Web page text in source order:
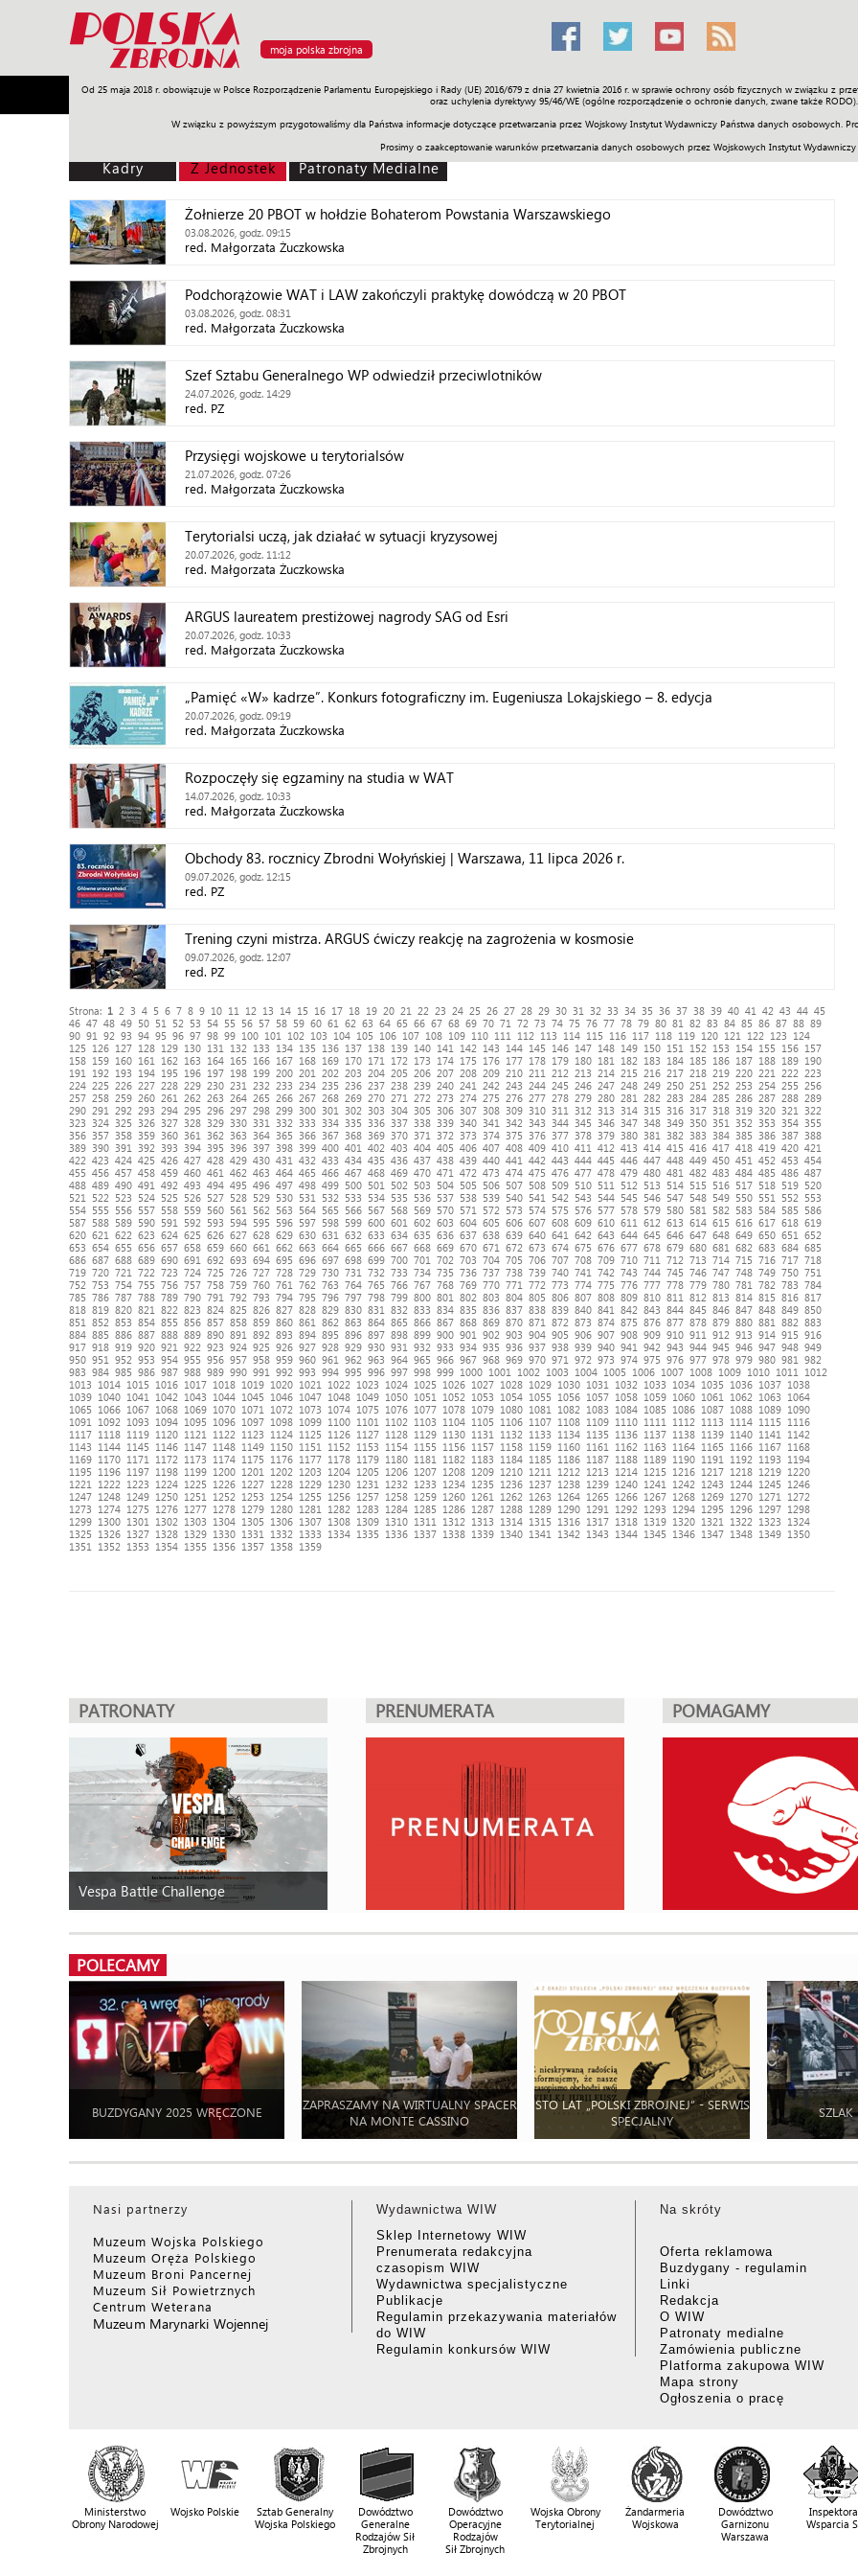
moja polska zbrojna
Od 25 maja 2018 r. obowiązuje w Polsce Rozporządzenie Parlamentu Europejskiego i Rady (UE) 2016/679 z dnia 27 kwietnia 2016 r. w sprawie ochrony osób fizycznych w związku z
oraz uchylenia dyrektywy 95/46/WE (ogólne rozporządzenie o ochronie danych, zwane także RODO).
W związku z powyższym przygotowaliśmy dla Państwa informacje dotyczące przetwarzania przez Wojskowy Instytut Wydawniczy Państwa danych osobowych.
Prosimy o zaakceptowanie warunków przetwarzania danych osobowych przez Wojskowych Instytut Wydawniczy
Armia Poligon Sprzęt Misje Polityka Prawo Świat Społeczność Sport Historia Galerie Wideo
Kadry Z Jednostek Patronaty Medialne
Żołnierze 20 PBOT w hołdzie Bohaterom Powstania Warszawskiego
03.08.2026, godz. 09:15
red. Małgorzata Żuczkowska
Podchorążowie WAT i LAW zakończyli praktykę dowódczą w 20 PBOT
03.08.2026, godz. 08:31
red. Małgorzata Żuczkowska
Szef Sztabu Generalnego WP odwiedził przeciwlotników
24.07.2026, godz. 14:29
red. PZ
Przysięgi wojskowe u terytorialsów
21.07.2026, godz. 07:26
red. Małgorzata Żuczkowska
Terytorialsi uczą, jak działać w sytuacji kryzysowej
20.07.2026, godz. 11:12
red. Małgorzata Żuczkowska
ARGUS laureatem prestiżowej nagrody SAG od Esri
20.07.2026, godz. 10:33
red. Małgorzata Żuczkowska
„Pamięć «W» kadrze”. Konkurs fotograficzny im. Eugeniusza Lokajskiego – 8. edycja
20.07.2026, godz. 09:19
red. Małgorzata Żuczkowska
Rozpoczęły się egzaminy na studia w WAT
14.07.2026, godz. 10:33
red. Małgorzata Żuczkowska
Obchody 83. rocznicy Zbrodni Wołyńskiej | Warszawa, 11 lipca 2026 r.
09.07.2026, godz. 12:15
red. PZ
Trening czyni mistrza. ARGUS ćwiczy reakcję na zagrożenia w kosmosie
09.07.2026, godz. 12:07
red. PZ
Strona: 1 2 3 4 5 6 7 8 9 10 11 12 13 14 15 16 17 18 19 20 21 22 23 24 25 26 27 28 29 30 31 32 33 34 35 36 37 38 39 40 41 42 43 44 45
46 47 48 49 50 51 52 53 54 55 56 57 58 59 60 61 62 63 64 65 66 67 68 69 70 71 72 73 74 75 76 77 78 79 80 81 82 83 84 85 86 87 88 89
90 91 92 93 94 95 96 97 98 99 100 101 102 103 104 105 106 107 108 109 110 111 112 113 114 115 116 117 118 119 120 121 122 123
124
125
126 127 128 129 130 131 132 133 134 135 136 137 138 139 140 141 142 143 144 145 146 147 148 149 150 151 152 153 154 155 156 157
158 159 160 161 162 163 164 165 166 167 168 169 170 171 172 173 174 175 176 177 178 179 180 181 182 183 184 185 186 187 188 189 190
191
192 193 194 195 196 197 198 199 200 201 202 203 204 205 206 207 208 209 210 211 212 213 214 215 216 217 218 219 220 221 222
223
224 225 226 227 228 229 230 231 232 233 234 235 236 237 238 239 240 241 242 243 244 245 246 247 248 249 250 251 252 253 254 255
256
257 258 259 260 261 262 263 264 265 266 267 268 269 270 271 272 273 274 275 276 277 278 279 280 281 282 283 284 285 286 287 288 289
290 291 292 293 294 295 296 297 298 299 300 301 302 303 304 305 306 307 308 309 310 311 312 313 314 315 316 317 318 319 320 321
322
323
324 325 326 327 328 329 330 331 332 333 334 335 336 337 338 339 340 341 342 343 344 345 346 347 348 349 350 351 352 353 354 355
356 357 358 359 360 361 362 363 364 365 366 367 368 369 370 371 372 373 374 375 376 377 378 379 380 381 382 383 384 385 386 387 388
389 390 391 392 393 394 395 396 397 398 399 400 401 402 403 404 405 406 407 408 409 410 411 412 413 414 415 416 417 418 419 420 421
422 423 424 425 426 427 428 429 430 431 432 433 434 435 436 437 438 439 440 441 442 443 444 445 446 447 448 449 450 451 452 453 454
455 456 457 458 459 460 461 462 463 464 465 466 467 468 469 470 471 472 473 474 475 476 477 478 479 480 481 482 483 484 485 486 487
488 489 490 491 492 493 494 495 496 497 498 499 500 501 502 503 504 505 506 507 508 509 510 511 512 513 514 515 516 517 518 519 520
521
522 523 524 525 526 527 528 529 530 531 532 533 534 535 536 537 538 539 540 541 542 543 544 545 546 547 548 549 550 551 552
553
554 555 556 557 558 559 560 561 562 563 564 565 566 567 568 569 570 571 572 573 574 575 576 577 578 579 580 581 582 583 584 585
586
587 588 589 590 591 592 593 594 595 596 597 598 599 600 601 602 603 604 605 606 607 608 609 610 611 612 613 614 615 616 617 618 619
620 621 622 623 624 625 626 627 628 629 630 631 632 633 634 635 636 637 638 639 640 641 642 643 644 645 646 647 648 649 650 651
652
653 654 655 656 657 658 659 660 661 662 663 664 665 666 667 668 669 670 671 672 673 674 675 676 677 678 679 680 681 682 683 684 685
686 687 688 689 690 691 692 693 694 695 696 697 698 699 700 701 702 703 704 705 706 707 708 709 710 711 712 713 714 715 716 717 718
719 720 721 722 723 724 725 726 727 728 729 730 731 732 733 734 735 736 737 738 739 740 741 742 743 744 745 746 747 748 749 750 751
752 753 754 755 756 757 758 759 760 761 762 763 764 765 766 767 768 769 770 771 772 773 774 775 776 777 778 779 780 781 782 783 784
785 786 787 788 789 790 791 792 793 794 795 796 797 798 799 800 801 802 803 804 805 806 807 808 809 810 811 812 813 814 815 816 817
818 819 820 821 822 823 824 825 826 827 828 829 830 831 832 833 834 835 836 837 838 839 840 841 842 843 844 845 846 847 848 849 850
851
852 853 854 855 856 857 858 859 860 861 862 863 864 865 866 867 868 869 870 871 872 873 874 875 876 877 878 879 880 881 882 883
884 885 886 887 888 889 890 891 892 893 894 895 896 897 898 899 900 901 902 903 904 905 906 907 908 909 910 911 912 913 914 915 916
917 918 919 920 921 922 923 924 925 926 927 928 929 930 931 932 933 934 935 936 937 938 939 940 941 942 943 944 945 946 947 948 949
950 951 952 953 954 955 956 957 958 959 960 961 962 963 964 965 966 967 968 969 970 971 972 973 974 975 976 977 978 979 980 981
982
983 984 985 986 987 988 989 990 991 992 993 994 995 996 997 998 999 1000 1001 1002 1003 1004 1005 1006 1007 1008 1009 1010 1011
1012
1013
1014 1015 1016 1017 1018 1019 1020 1021 1022 1023 1024 1025 1026 1027 1028 1029 1030 1031 1032 1033 1034 1035 1036 1037 1038
1039 1040 1041 1042 1043 1044 1045 1046 1047 1048 1049 1050 1051 1052 1053 1054 1055 1056 1057 1058 1059 1060 1061 1062 1063
1064
1065
1066 1067 1068 1069 1070 1071 1072 1073 1074 1075 1076 1077 1078 1079 1080 1081 1082 1083 1084 1085 1086 1087 1088 1089 1090
1091
1092 1093 1094 1095 1096 1097 1098 1099 1100 1101 1102 1103 1104 1105 1106 1107 1108 1109 1110 1111 1112 1113 1114 1115
1116
1117 1118 1119 1120 1121 1122 1123 1124 1125 1126 1127 1128 1129 1130 1131 1132 1133 1134 1135 1136 1137 1138 1139 1140 1141
1142
1143
1144 1145 1146 1147 1148 1149 1150 1151 1152 1153 1154 1155 1156 1157 1158 1159 1160 1161 1162 1163 1164 1165 1166 1167 1168
1169 1170 1171 1172 1173 1174 1175 1176 1177 1178 1179 1180 1181 1182 1183 1184 1185 1186 1187 1188 1189 1190 1191 1192 1193
1194
1195
1196 1197 1198 1199 1200 1201 1202 1203 1204 1205 1206 1207 1208 1209 1210 1211 1212 1213 1214 1215 1216 1217 1218 1219 1220
1221
1222 1223 1224 1225 1226 1227 1228 1229 1230 1231 1232 1233 1234 1235 1236 1237 1238 1239 1240 1241 1242 1243 1244 1245
1246
1247 1248 1249 1250 1251 1252 1253 1254 1255 1256 1257 1258 1259 1260 1261 1262 1263 1264 1265 1266 1267 1268 1269 1270 1271
1272
1273
1274 1275 1276 1277 1278 1279 1280 1281 1282 1283 1284 1285 1286 1287 1288 1289 1290 1291 1292 1293 1294 1295 1296 1297 1298
1299 1300 1301 1302 1303 1304 1305 1306 1307 1308 1309 1310 1311 1312 1313 1314 1315 1316 1317 1318 1319 1320 1321 1322 1323
1324
1325
1326 1327 1328 1329 1330 1331 1332 1333 1334 1335 1336 1337 1338 1339 1340 1341 1342 1343 1344 1345 1346 1347 1348 1349 1350
1351
1352 1353 1354 1355 1356 1357 1358 1359
PATRONATY
Vespa Battle Challenge
PRENUMERATA POMAGAMY
POLECAMY
BUZDYGANY 2025 WRĘCZONE
ZAPRASZAMY NA WIRTUALNY SPACER
NA MONTE CASSINO
STO LAT „POLSKI ZBROJNEJ” - SERWIS
SPECJALNY
SZLAK
Nasi partnerzy
Muzeum Wojska Polskiego
Muzeum Oręża Polskiego
Muzeum Broni Pancernej
Muzeum Sił Powietrznych
Centrum Weterana
Muzeum Marynarki Wojennej
Wydawnictwa WIW
Sklep Internetowy WIW
Prenumerata redakcyjna
czasopism WIW
Wydawnictwa specjalistyczne
Publikacje
Regulamin przekazywania materiałów
do WIW
Regulamin konkursów WIW
Na skróty
Oferta reklamowa
Buzdygany - regulamin
Linki
Redakcja
O WIW
Patronaty medialne
Zamówienia publiczne
Platforma zakupowa WIW
Mapa strony
Ogłoszenia o pracę
Ministerstwo
Obrony Narodowej
Wojsko Polskie
Sztab Generalny
Wojska Polskiego
Dowództwo
Generalne
Rodzajów Sił
Zbrojnych
Dowództwo
Operacyjne
Rodzajów
Sił Zbrojnych
Wojska Obrony
Terytorialnej
Żandarmeria
Wojskowa
Dowództwo
Garnizonu
Warszawa
Wsparcia